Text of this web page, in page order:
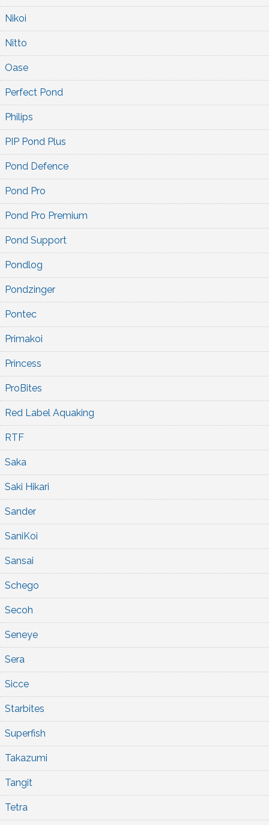
Nikoi
Nitto
Oase
Perfect Pond
Philips
PIP Pond Plus
Pond Defence
Pond Pro
Pond Pro Premium
Pond Support
Pondlog
Pondzinger
Pontec
Primakoi
Princess
ProBites
Red Label Aquaking
RTF
Saka
Saki Hikari
Sander
SaniKoi
Sansai
Schego
Secoh
Seneye
Sera
Sicce
Starbites
Superfish
Takazumi
Tangit
Tetra